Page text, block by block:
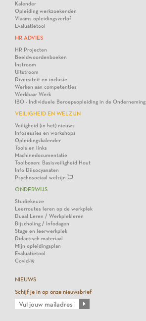
Kalender
Opleiding werkzoekenden
Vlaams opleidingsverlof
Evaluatietool
HR ADVIES
HR Projecten
Beeldwoordenboeken
Instroom
Uitstroom
Diversiteit en inclusie
Werken aan competenties
Werkbaar Werk
IBO - Individuele Beroepsopleiding in de Onderneming
VEILIGHEID EN WELZIJN
Veiligheid (in het) nieuws
Infosessies en workshops
Opleidingskalender
Tools en links
Machinedocumentatie
Toolboxen: Basisveiligheid Hout
Info Diisocyanaten
Psychosociaal welzijn
ONDERWIJS
Studiekeuze
Leerroutes leren op de werkplek
Duaal Leren / Werkplekleren
Bijscholing / Infodagen
Stage en leerwerkplek
Didactisch materiaal
Mijn opleidingsplan
Evaluatietool
Covid-19
NIEUWS
Schijf je in op onze nieuwsbrief